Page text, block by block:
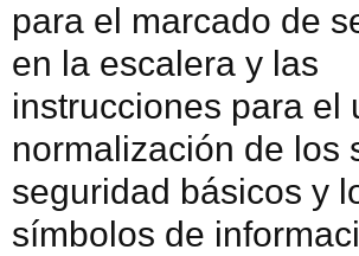
para el marcado de
en la escalera y las
instrucciones para el
normalización de los
seguridad básicos y
símbolos de